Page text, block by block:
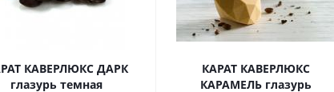
КАВЕРЛЮКС ДАРК
глазурь темная
КАРАТ КАВЕРЛЮКС
КАРАМЕЛЬ глазурь